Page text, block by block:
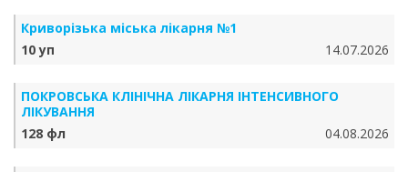
Криворізька міська лікарня №1
10 уп
14.07.2026
ПОКРОВСЬКА КЛІНІЧНА ЛІКАРНЯ ІНТЕНСИВНОГО
ЛІКУВАННЯ
128 фл
04.08.2026